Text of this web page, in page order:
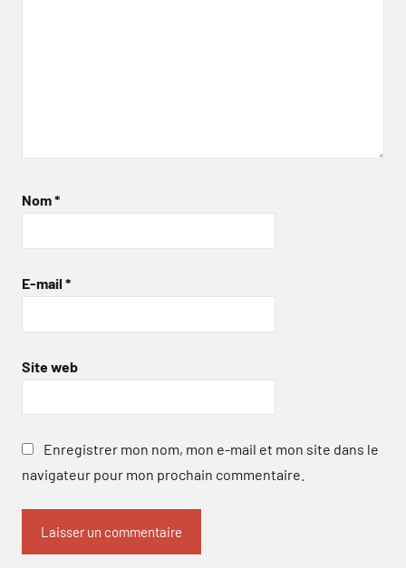
Nom*
E-mail *
Site web
Enregistrer mon nom, mon e-mail et mon site dans le
navigateur pour mon prochain commentaire.